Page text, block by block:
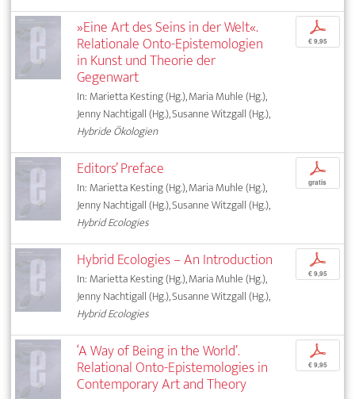
»Eine Art des Seins in der Welt«.
Relationale Onto-Epistemologien
in Kunst und Theorie der
Gegenwart
In: Marietta Kesting (Hg.), Maria Muhle (Hg.),
Jenny Nachtigall (Hg.), Susanne Witzgall (Hg.),
Hybride Ökologien
p
€ 9,95
Editors’ Preface
In: Marietta Kesting (Hg.), Maria Muhle (Hg.),
Jenny Nachtigall (Hg.), Susanne Witzgall (Hg.),
Hybrid Ecologies
p
gratis
Hybrid Ecologies – An Introduction
In: Marietta Kesting (Hg.), Maria Muhle (Hg.),
Jenny Nachtigall (Hg.), Susanne Witzgall (Hg.),
Hybrid Ecologies
p
€ 9,95
‘A Way of Being in the World’.
Relational Onto-Epistemologies in
Contemporary Art and Theory
p
€ 9,95